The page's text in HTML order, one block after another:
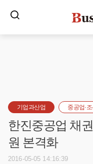
기업과산업 중공업·
한진중공업 채
원 본격화
2016-05-05 14:16:39